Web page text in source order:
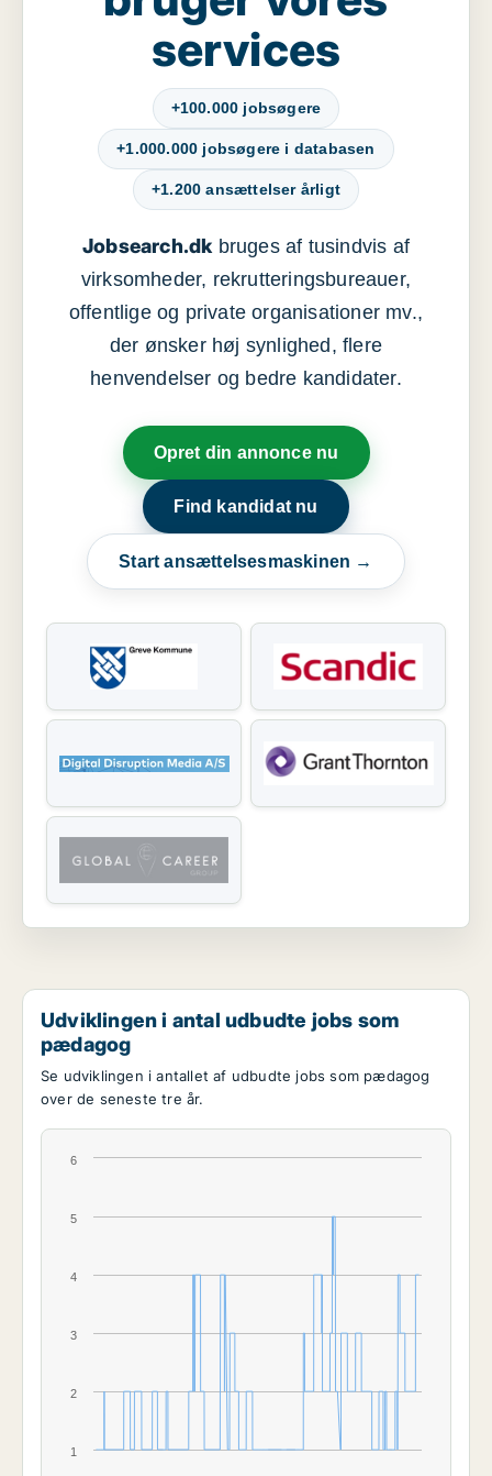
services
+100.000 jobsøgere
+1.000.000 jobsøgere i databasen
+1.200 ansættelser årligt
Jobsearch.dkbruges af tusindvis af
virksomheder, rekrutteringsbureauer,
offentlige og private organisationer mv.,
der ønsker høj synlighed, flere
henvendelser og bedre kandidater.
Opret din annonce nu
Find kandidat nu
Start ansættelsesmaskinen →
Udviklingen i antal udbudte jobs som
pædagog
Se udviklingen i antallet af udbudte jobs som pædagog
over de seneste tre år.
1
2
3
4
5
6